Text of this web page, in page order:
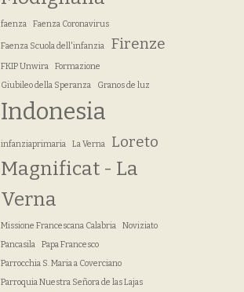
faenza Faenza Coronavirus
Faenza Scuola dell'infanzia Firenze
FKIP Unwira
Formazione
Giubileo della Speranza
Granos de luz
Indonesia
infanziaprimaria La Verna Loreto
Magnificat - La
Verna
Missione Francescana Calabria
Noviziato
Pancasila
Papa Francesco
Parrocchia S. Maria a Coverciano
Parroquia Nuestra Señora de las Lajas